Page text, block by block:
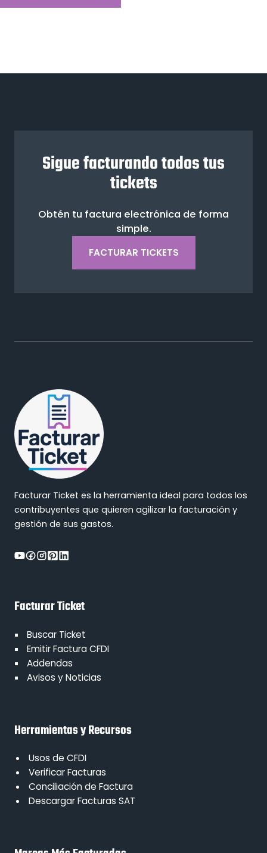
Sigue facturando todos tus
tickets
Obtén tu factura electrónica de forma
simple.
FACTURAR TICKETS
Facturar Ticket es la herramienta ideal para todos los
contribuyentes que quieren agilizar la facturación y
gestión de sus gastos.
Facturar Ticket
Buscar Ticket
Emitir Factura CFDI
Addendas
Avisos y Noticias
Herramientas y Recursos
Usos de CFDI
Verificar Facturas
Conciliación de Factura
Descargar Facturas SAT